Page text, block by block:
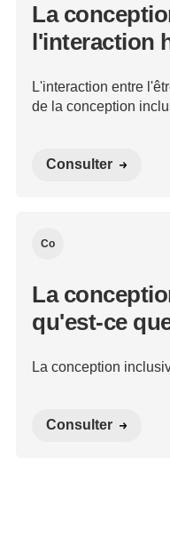
La
l'interaction
L'interaction entre
de la conception
Consulter
Co
La
qu'est-ce
La conception
Consulter